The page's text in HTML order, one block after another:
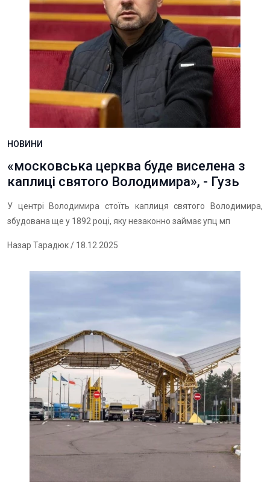
НОВИНИ
«московська церква буде виселена з
каплиці святого Володимира», - Гузь
У центрі Володимира стоїть каплиця святого Володимира,
збудована ще у 1892 році, яку незаконно займає упц мп
Назар Тарадюк/ 18.12.2025